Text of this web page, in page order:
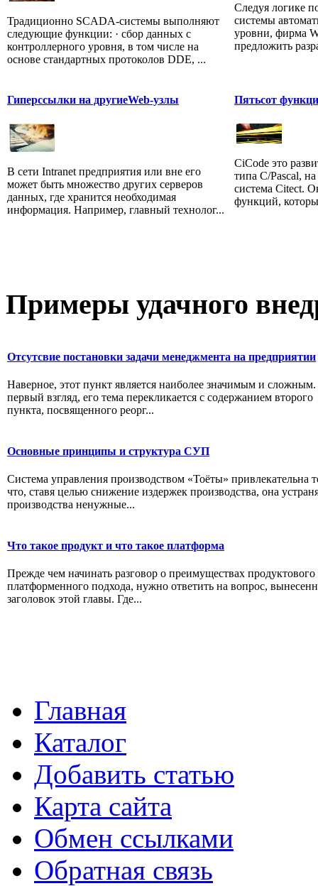
Традиционно SCADA-системы выполняют
следующие функции: · сбор данных с
контроллерного уровня, в том числе на
основе стандартных протоколов DDE, ...
Следуя логике
системы
уровни, фирма
предложить
Гиперссылки на другиеWeb-узлы
В сети Intranet предприятия или вне его
может быть множество других серверов
данных, где хранится необходимая
информация. Например, главный технолог...
Пятьсот
CiCode это
типа C/Pascal,
система Citect.
функций,
Примеры удачного
Отсутсвие постановки задачи менеджмента на предприятии
Наверное, этот пункт является наиболее значимым и
первый взгляд, его тема перекликается с содержанием второго
пункта, посвященного реорг...
Основные принципы и структура СУП
Система управления производством «Тоёты» привлекательна
что, ставя целью снижение издержек производства, она
производства ненужные...
Что такое продукт и что такое платформа
Прежде чем начинать разговор о преимуществах продуктового
платформенного подхода, нужно ответить на вопрос,
заголовок этой главы. Где...
Главная
Каталог
Добавить статью
Карта сайта
Обмен ссылками
Обратная связь